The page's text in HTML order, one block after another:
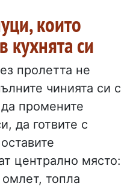
които
кухнята си
пролетта не
чинията си с
промените
да готвите с
централно място:
топла